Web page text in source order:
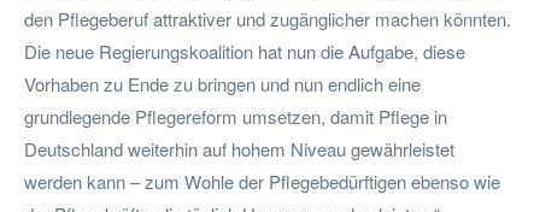
den Pflegeberuf attraktiver und zugänglicher machen könnten.
Die neue Regierungskoalition hat nun die Aufgabe, diese
Vorhaben zu Ende zu bringen und nun endlich eine
grundlegende Pflegereform umsetzen, damit Pflege in
Deutschland weiterhin auf hohem Niveau gewährleistet
werden kann – zum Wohle der Pflegebedürftigen ebenso wie